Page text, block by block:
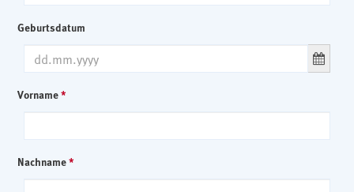
Geburtsdatum
Vorname*
Nachname*